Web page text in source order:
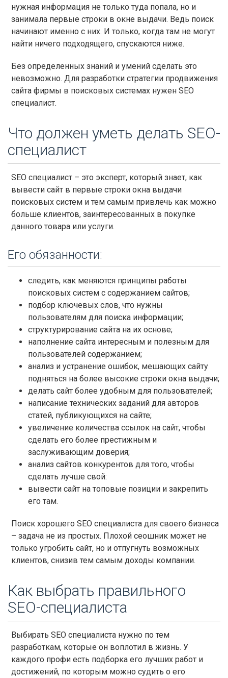
нужная информация не только туда попала, но и
занимала первые строки в окне выдачи. Ведь поиск
начинают именно с них. И только, когда там не могут
найти ничего подходящего, спускаются ниже.
Без определенных знаний и умений сделать это
невозможно. Для разработки стратегии продвижения
сайта фирмы в поисковых системах нужен SEO
специалист.
Что должен уметь делать SEO-
специалист
SEO специалист – это эксперт, который знает, как
вывести сайт в первые строки окна выдачи
поисковых систем и тем самым привлечь как можно
больше клиентов, заинтересованных в покупке
данного товара или услуги.
Его обязанности:
следить, как меняются принципы работы
поисковых систем с содержанием сайтов;
подбор ключевых слов, что нужны
пользователям для поиска информации;
структурирование сайта на их основе;
наполнение сайта интересным и полезным для
пользователей содержанием;
анализ и устранение ошибок, мешающих сайту
подняться на более высокие строки окна выдачи;
делать сайт более удобным для пользователей;
написание технических заданий для авторов
статей, публикующихся на сайте;
увеличение количества ссылок на сайт, чтобы
сделать его более престижным и
заслуживающим доверия;
анализ сайтов конкурентов для того, чтобы
сделать лучше свой:
вывести сайт на топовые позиции и закрепить
его там.
Поиск хорошего SEO специалиста для своего бизнеса
– задача не из простых. Плохой сеошник может не
только угробить сайт, но и отпугнуть возможных
клиентов, снизив тем самым доходы компании.
Как выбрать правильного
SEO-специалиста
Выбирать SEO специалиста нужно по тем
разработкам, которые он воплотил в жизнь. У
каждого профи есть подборка его лучших работ и
достижений, по которым можно судить о его